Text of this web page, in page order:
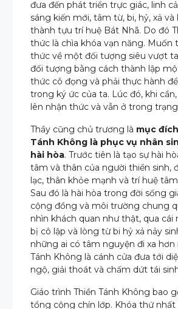
đưa đến phát triển trực giác, linh
sáng kiến mới, tâm từ, bi, hỷ, xả và
thành tựu trí huệ Bát Nhã. Do đó
thức là chìa khóa vạn năng. Muốn
thức về một đối tượng siêu vượt
đối tượng bằng cách thành lập
thức cô đọng và phải thực hành
trong ký ức của ta. Lúc đó, khi
lên nhận thức và vẫn ở trong
Thầy cũng chủ trương là mục
Tánh Không là phục vụ nhân
hài hòa. Trước tiên là tạo sự hài
tâm và thân của người thiền sinh,
lạc, thân khỏe mạnh và trí huệ
Sau đó là hài hòa trong đời sống
cộng đồng và môi trường chung
nhìn khách quan như thật, qua cái
bị cô lập và lòng từ bi hỷ xả nảy
những ai có tâm nguyện đi xa hơn
Tánh Không là cánh cửa đưa tới
ngộ, giải thoát và chấm dứt tái
Giáo trình Thiền Tánh Không bao
tổng cộng chín lớp. Khóa thứ nhất